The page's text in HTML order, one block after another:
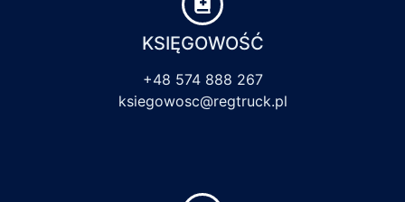
KSIĘGOWOŚĆ
+48 574 888 267
ksiegowosc@regtruck.pl